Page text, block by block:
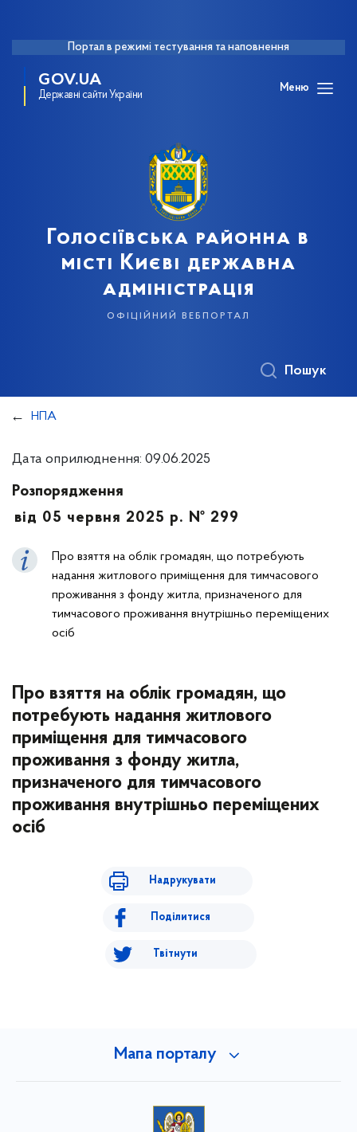
Портал в режимі тестування та наповнення
GOV.UA
Державні сайти України
Меню
Голосіївська районна в
місті Києві державна
адміністрація
офіційний вебпортал
Пошук
НПА
Дата оприлюднення: 09.06.2025
Розпорядження
від 05 червня 2025 р. № 299
Про взяття на облік громадян, що потребують
надання житлового приміщення для тимчасового
проживання з фонду житла, призначеного для
тимчасового проживання внутрішньо переміщених
осіб
Про взяття на облік громадян, що
потребують надання житлового
приміщення для тимчасового
проживання з фонду житла,
призначеного для тимчасового
проживання внутрішньо переміщених
осіб
Надрукувати
Поділитися
Твітнути
Мапа порталу